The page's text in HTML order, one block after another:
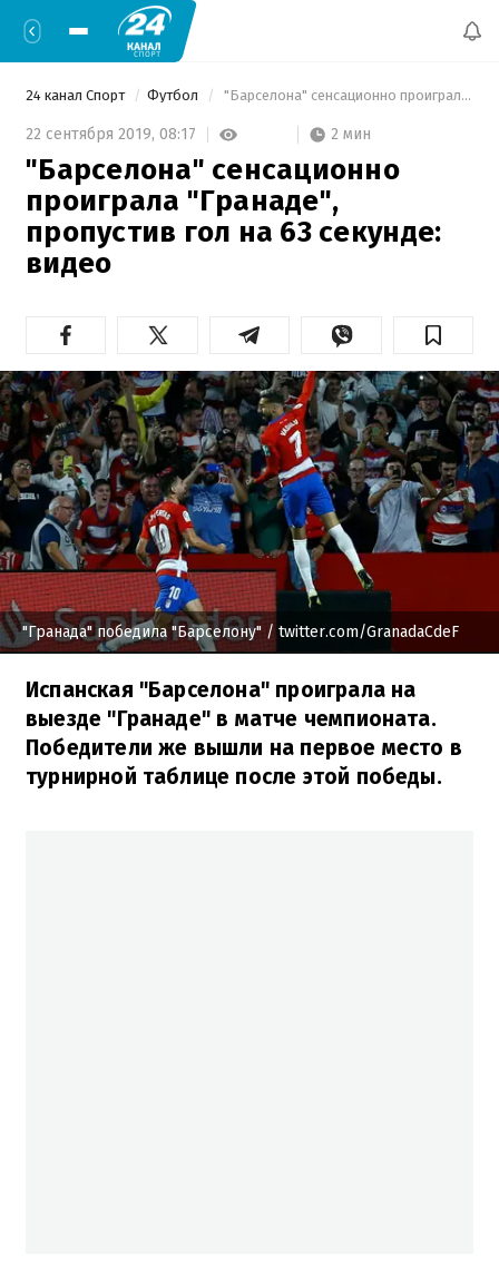
24 канал Спорт Футбол "Барселона" сенсационно проиграла "Гранаде", пропустив гол на 63 секунде: видео
22 сентября 2019, 08:17 2 мин
"Барселона" сенсационно
проиграла "Гранаде",
пропустив гол на 63 секунде:
видео
"Гранада" победила "Барселону" / twitter.com/GranadaCdeF
Испанская "Барселона" проиграла на
выезде "Гранаде" в матче чемпионата.
Победители же вышли на первое место в
турнирной таблице после этой победы.